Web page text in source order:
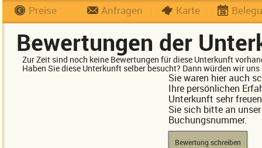
Preise Anfragen Karte
Bewertungen der
Zur Zeit sind noch keine Bewertungen für diese Unterkunft
Haben Sie diese Unterkunft selber besucht? Dann würden wir
Sie waren hier auch
Ihre persönlichen
Unterkunft sehr
Sie sich bitte an
Buchungsnummer.
Bewertung schreiben